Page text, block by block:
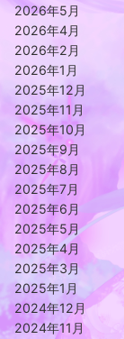
2026年5月
2026年4月
2026年2月
2026年1月
2025年12月
2025年11月
2025年10月
2025年9月
2025年8月
2025年7月
2025年6月
2025年5月
2025年4月
2025年3月
2025年1月
2024年12月
2024年11月